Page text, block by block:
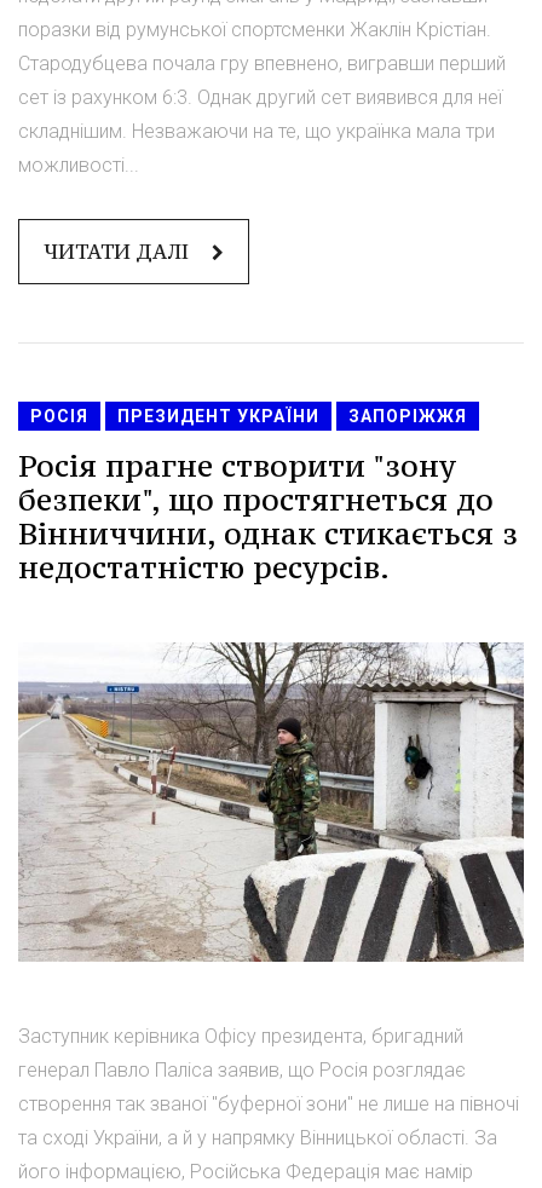
поразки від румунської спортсменки Жаклін Крістіан.
Стародубцева почала гру впевнено, вигравши перший
сет із рахунком 6:3. Однак другий сет виявився для неї
складнішим. Незважаючи на те, що українка мала три
можливості...
ЧИТАТИ ДАЛІ
РОСІЯ ПРЕЗИДЕНТ УКРАЇНИ ЗАПОРІЖЖЯ
Росія прагне створити "зону
безпеки", що простягнеться до
Вінниччини, однак стикається з
недостатністю ресурсів.
Заступник керівника Офісу президента, бригадний
генерал Павло Паліса заявив, що Росія розглядає
створення так званої "буферної зони" не лише на півночі
та сході України, а й у напрямку Вінницької області. За
його інформацією, Російська Федерація має намір